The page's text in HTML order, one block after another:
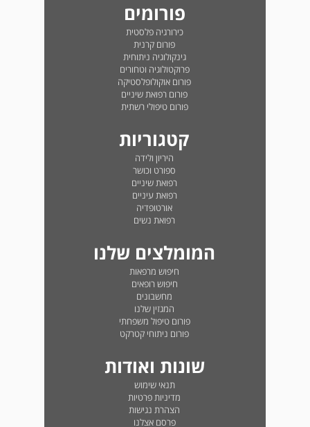
פורומים
כירורגיה פלסטית
פורום קרנית
גינקולוגיה ניתוחית
פרוקטולוגיה וטחורים
פורום אוקולופלסטיקה
פורום רפואת שיניים
פורום טיפולי רשתית
קטגוריות
היריון ולידה
ספורט וכושר
רפואת שיניים
רפואת עיניים
אורטופדיה
רפואת נשים
המומלצים שלנו
חיפוש מרפאות
חיפוש רופאים
מחשבונים
המגזין שלנו
פורום טיפול משפחתי
פורום ניתוחי קטרקט
שונות ואודות
תנאי שימוש
מדיניות פרטיות
הצהרת נגישות
פרסם אצלנו